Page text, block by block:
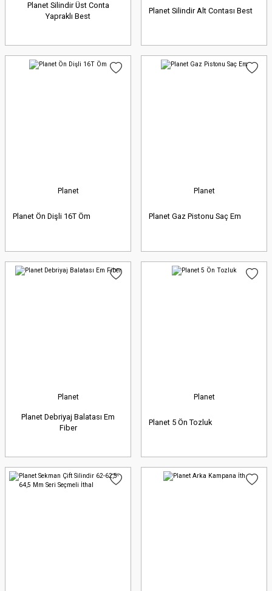
Planet Silindir Üst Conta
Yapraklı Best
Planet Silindir Alt Contası Best
Planet
Planet Ön Dişli 16T Öm
Planet
Planet Gaz Pistonu Saç Em
Planet
Planet Debriyaj Balatası Em
Fiber
Planet
Planet 5 Ön Tozluk